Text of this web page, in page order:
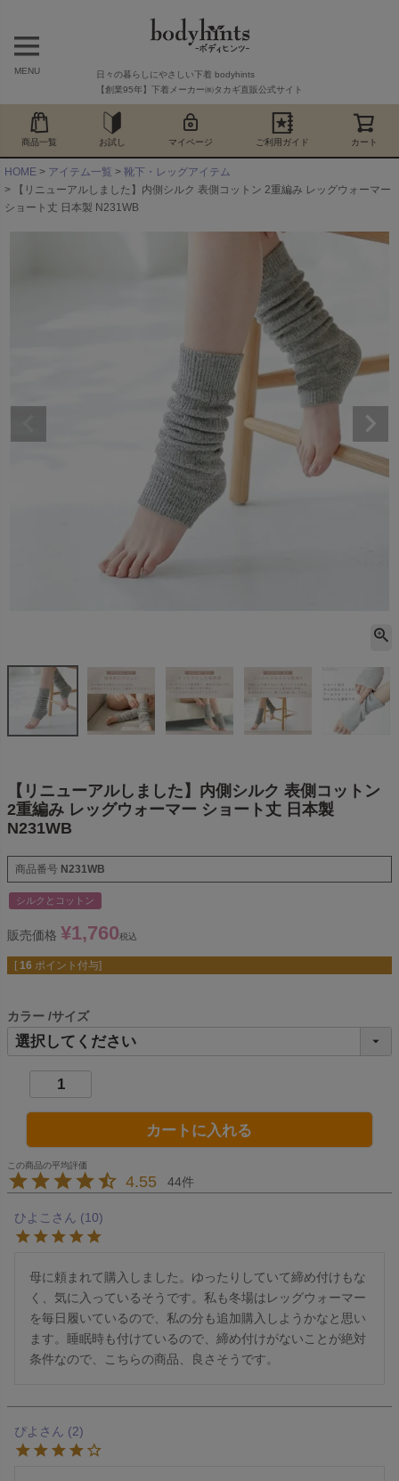
MENU
日々の暮らしにやさしい下着 bodyhints
【創業95年】下着メーカー㈱タカギ直販公式サイト
商品一覧 お試し マイページ ご利用ガイド カート
HOME アイテム一覧
靴下・レッグアイテム
【リニューアルしました】内側シルク 表側コットン 2重編み レッグウォーマー
ショート丈 日本製 N231WB
【リニューアルしました】内側シルク 表側コットン
2重編み レッグウォーマー ショート丈 日本製
N231WB
商品番号 N231WB
シルクとコットン
販売価格 ¥1,760税込
[ 16 ポイント付与]
カラー サイズ
カートに入れる
4.55 44
ひよこ 10
母に頼まれて購入しました。ゆったりしていて締め付けもな
く、気に入っているそうです。私も冬場はレッグウォーマー
を毎日履いているので、私の分も追加購入しようかなと思い
ます。睡眠時も付けているので、締め付けがないことが絶対
条件なので、こちらの商品、良さそうです。
ぴよ 2